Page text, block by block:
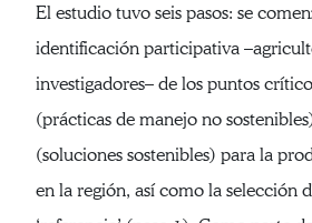
El estudio tuvo seis pasos: se
identificación participativa
investigadores– de los puntos
(prácticas de manejo no
(soluciones sostenibles) para la
en la región, así como la selección